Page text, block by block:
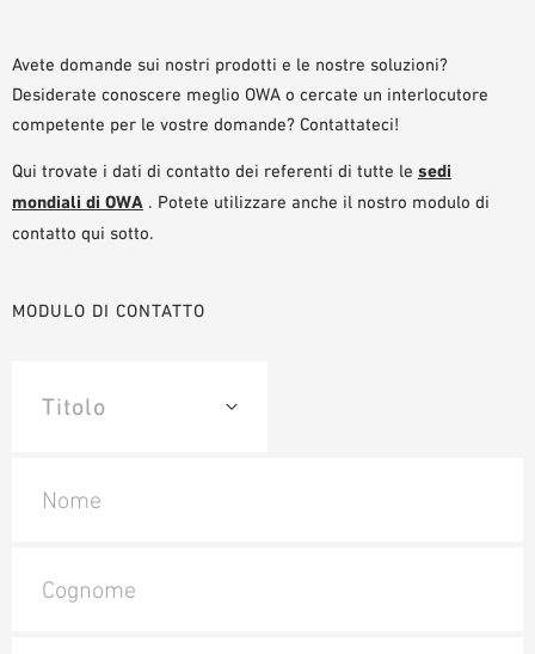
BIBLIOTECA BIM/ REVIT
VIDEO
ORDINE CAMPIONE
Avete domande sui nostri prodotti e le nostre soluzioni?
Desiderate conoscere meglio OWA o cercate un interlocutore
competente per le vostre domande? Contattateci!
Qui trovate i dati di contatto dei referenti di tutte le sedi
mondiali di OWA . Potete utilizzare anche il nostro modulo di
contatto qui sotto.
MODULO DI CONTATTO
Nome
Cognome